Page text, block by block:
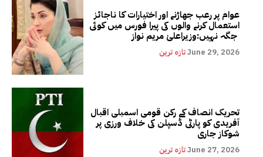
عوام پر رعب جھاڑنے اور اختیارات کا ناجائز
استعمال کرنے والوں کی پیرا فورس میں کوئی
تازہ ترینJune 29, 2026
تحریک انصاف کے رکن قومی اسمبلی اقبال
آفریدی کو پارٹی ڈسپلن کی خلاف ورزی پر
شوکاز جاری
تازہ ترینJune 27, 2026